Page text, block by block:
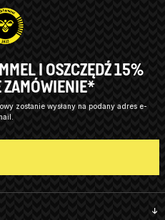
I OSZCZĘDŹ 15%
ZAMÓWIENIE*
zostanie wysłany na podany adres e-